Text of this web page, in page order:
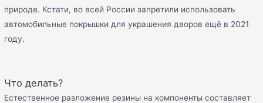
природе. Кстати, во всей России запретили использовать
автомобильные покрышки для украшения дворов ещё в 2021
году.
Что делать?
Естественное разложение резины на компоненты составляет